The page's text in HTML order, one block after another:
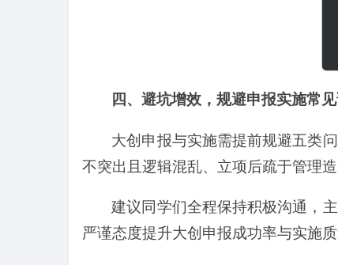
四、避坑增效，规避申报实施常
大创申报与实施需提前规避五类
不突出且逻辑混乱、立项后疏于管理
建议同学们全程保持积极沟通，
严谨态度提升大创申报成功率与实施质